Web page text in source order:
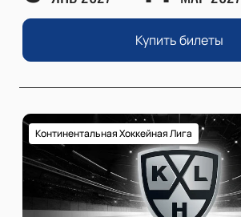
Купить билеты
Континентальная Хоккейная Лига